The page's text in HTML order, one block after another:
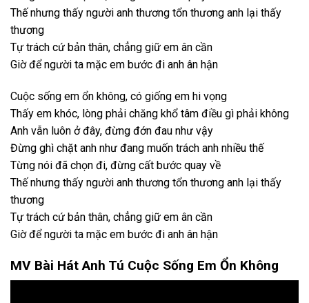
Thế nhưng thấy người anh thương tổn thương anh lại thấy
thương
Tự trách cứ bản thân, chẳng giữ em ân cần
Giờ để người ta mặc em bước đi anh ân hận
Cuộc sống em ổn không, có giống em hi vọng
Thấy em khóc, lòng phải chăng khổ tâm điều gì phải không
Anh vẫn luôn ở đây, đừng đớn đau như vậy
Đừng ghì chặt anh như đang muốn trách anh nhiều thế
Từng nói đã chọn đi, đừng cất bước quay về
Thế nhưng thấy người anh thương tổn thương anh lại thấy
thương
Tự trách cứ bản thân, chẳng giữ em ân cần
Giờ để người ta mặc em bước đi anh ân hận
MV Bài Hát Anh Tú Cuộc Sống Em Ổn Không